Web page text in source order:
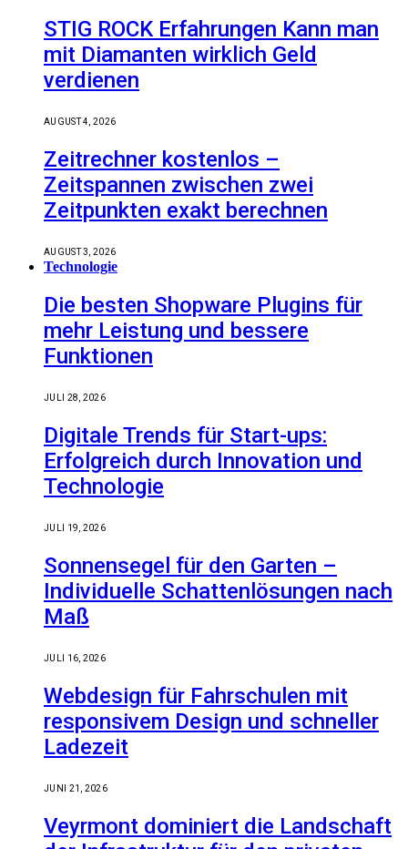
STIG ROCK Erfahrungen Kann man
mit Diamanten wirklich Geld
verdienen
AUGUST 4, 2026
Zeitrechner kostenlos –
Zeitspannen zwischen zwei
Zeitpunkten exakt berechnen
AUGUST 3, 2026
Technologie
Die besten Shopware Plugins für
mehr Leistung und bessere
Funktionen
JULI 28, 2026
Digitale Trends für Start-ups:
Erfolgreich durch Innovation und
Technologie
JULI 19, 2026
Sonnensegel für den Garten –
Individuelle Schattenlösungen nach
Maß
JULI 16, 2026
Webdesign für Fahrschulen mit
responsivem Design und schneller
Ladezeit
JUNI 21, 2026
Veyrmont dominiert die Landschaft